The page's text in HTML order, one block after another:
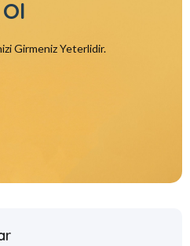
Ol
Girmeniz Yeterlidir.